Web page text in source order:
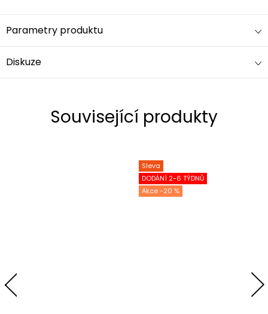
Parametry produktu
Diskuze
Související produkty
Sleva
DODÁNÍ 2-6 TÝDNŮ
-20 %